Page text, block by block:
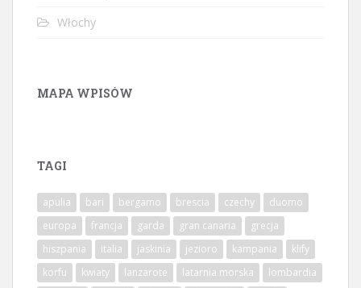
Włochy
MAPA WPISÓW
TAGI
apulia bari bergamo brescia czechy
duomo
europa
francja garda gran canaria
grecja
hiszpania
italia jaskinia jezioro kampania
klify
korfu
kwiaty lanzarote latarnia morska
lombardia